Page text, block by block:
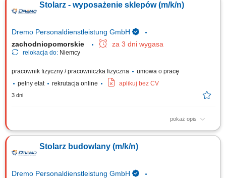
okien, drzwi oraz drewnianych elementów wykończeniowych; Obsługa
urządzeń wykorzystywanych przy obróbce drewna; Szlifowanie,
Stolarz - wyposażenie sklepów (m/k/n)
Dremo Personaldienstleistung GmbH
zachodniopomorskie
za 3 dni wygasa
relokacja do: Niemcy
pracownik fizyczny / pracowniczka fizyczna
umowa o pracę
pełny etat
rekrutacja online aplikuj bez CV
3 dni
pokaż opis
Obowiązki: Przygotowywanie i organizacja procesów pracy – od cięcia
wytycznymi i rysunkiem technicznym; Praca w produkcji jednostkowej i
seryjnej; Obsługa nowoczesnych maszyn do obróbki drewna;
Stolarz budowlany (m/k/n)
Dremo Personaldienstleistung GmbH